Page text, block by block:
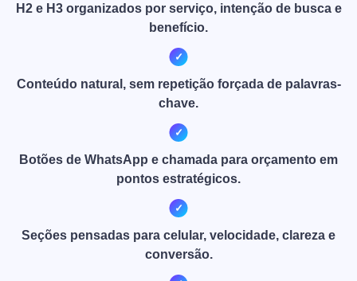
H2 e H3 organizados por serviço, intenção de busca e
benefício.
Conteúdo natural, sem repetição forçada de palavras-
chave.
Botões de WhatsApp e chamada para orçamento em
pontos estratégicos.
Seções pensadas para celular, velocidade, clareza e
conversão.